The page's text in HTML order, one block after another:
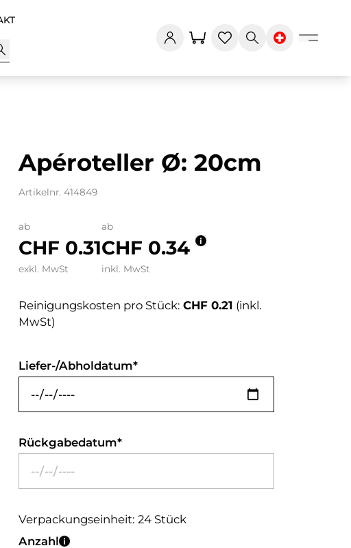
Apéroteller Ø: 20cm
Artikelnr. 414849
ab
CHF 0.31
exkl. MwSt
ab
CHF 0.34
inkl. MwSt
Reinigungskosten pro Stück: CHF 0.21 (inkl.
MwSt)
Liefer-/Abholdatum
Rückgabedatum
Verpackungseinheit: 24 Stück
Anzahl